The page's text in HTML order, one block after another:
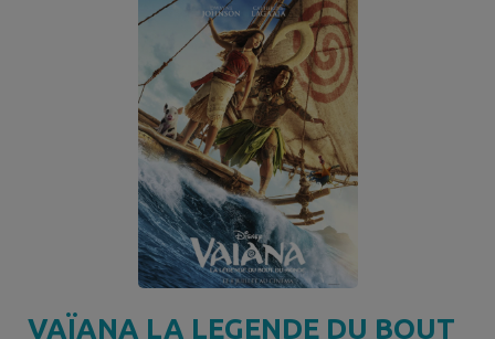
VAÏANA LA LEGENDE DU BOUT